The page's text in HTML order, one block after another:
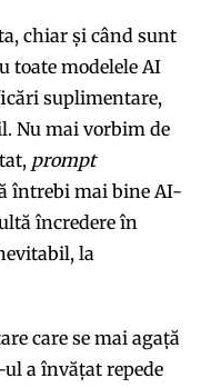
chiar și când sunt
toate modelele AI
suplimentare,
Nu mai vorbim de
prompt
întrebi mai bine AI-
încredere în
la
care se mai agață
a învățat repede